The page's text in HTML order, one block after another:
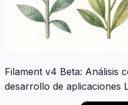
Filament v4 Beta: Análisis
desarrollo de aplicaciones